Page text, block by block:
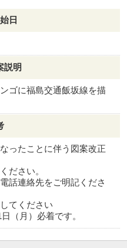
日
説明
ゴに福島交通飯坂線を描
ったことに伴う図案改正
ださい。
話連絡先をご明記くださ
てください
（月）必着です。